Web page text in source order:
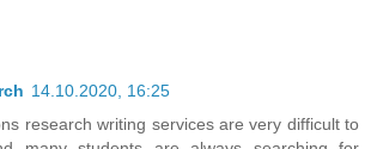
14.10.2020, 16:25
research writing services are very difficult to